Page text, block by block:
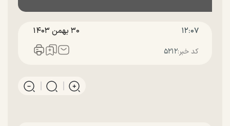
۱۲:۰۷ ۳۰ بهمن ۱۴۰۳
کد خبر:۵۲۱۲